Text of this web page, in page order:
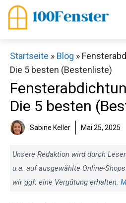
Zum
Inhalt
Startseite » Blog »
Die 5 besten (Bestenliste)
Die 5 besten
Sabine Keller Mai 25, 2025
Unsere Redaktion wird durch
u.a. auf ausgewählte Online-
wir ggf. eine Vergütung erhalten.